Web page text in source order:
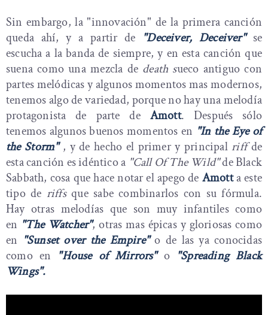
Sin embargo, la "innovación" de la primera canción
queda ahí, y a partir de "Deceiver, Deceiver" se
escucha a la banda de siempre, y en esta canción que
suena como una mezcla de death sueco antiguo con
partes melódicas y algunos momentos mas modernos,
tenemos algo de variedad, porque no hay una melodía
protagonista de parte de
Amott. Después sólo
tenemos algunos buenos momentos en "In the Eye of
the Storm" , y de hecho el primer y principal riff de
esta canción es idéntico a "Call Of The Wild"de Black
Sabbath, cosa que hace notar el apego de Amott a este
tipo de riffs que sabe combinarlos con su fórmula.
Hay otras melodías que son muy infantiles como
en "The Watcher", otras mas épicas y gloriosas como
en "Sunset over the Empire" o de las ya conocidas
como en "House of Mirrors" o "Spreading Black
Wings".